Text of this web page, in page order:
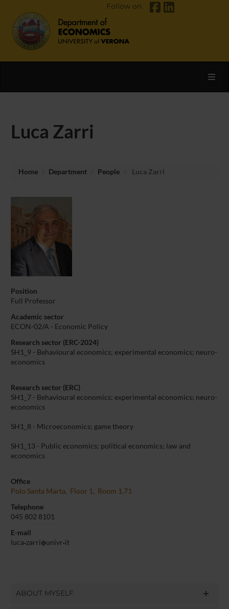
Follow on
Luca Zarri
Home Department People Luca Zarri
Position
Full Professor
Academic sector
ECON-02/A - Economic Policy
Research sector (ERC-2024)
SH1_9 - Behavioural economics; experimental economics; neuro-
economics
Research sector (ERC)
SH1_7 - Behavioural economics; experimental economics; neuro-
economics
SH1_8 - Microeconomics; game theory
SH1_13 - Public economics; political economics; law and
economics
Office
Polo Santa Marta, Floor 1, Room 1.71
Telephone
045 802 8101
E-mail
luca zarri univr it
ABOUT MYSELF